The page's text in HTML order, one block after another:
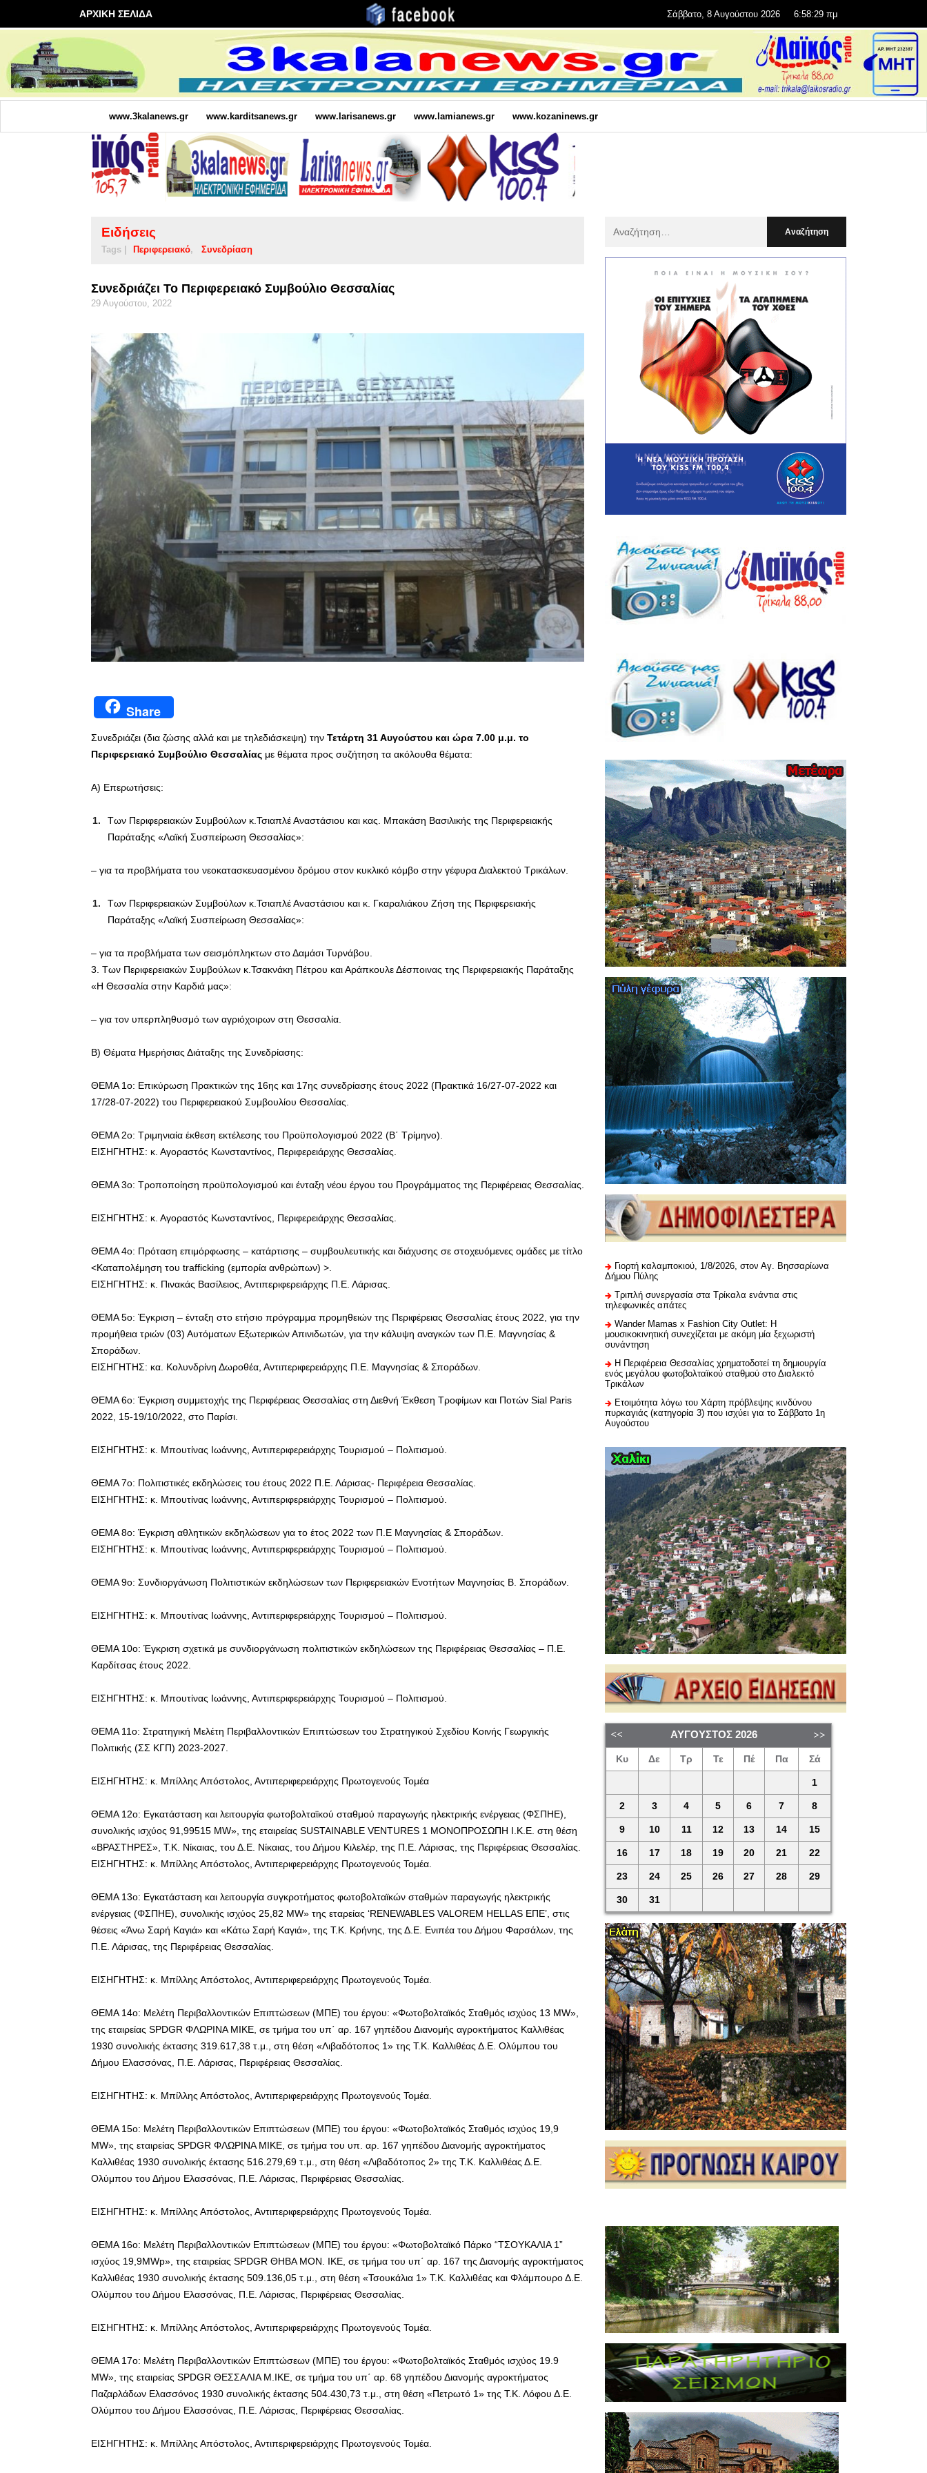
ΑΡΧΙΚΗ ΣΕΛΙΔΑ Σάββατο, 8 Αυγούστου 2026 6:58:31 πμ
www.3kalanews.gr www.karditsanews.gr www.larisanews.gr www.lamianews.gr www.kozaninews.gr
Ειδήσεις
Tags | Περιφερειακό Συνεδρίαση
Συνεδριάζει Το Περιφερειακό Συμβούλιο Θεσσαλίας
29 Αυγούστου, 2022
Share
Συνεδριάζει (δια ζώσης αλλά και με τηλεδιάσκεψη) την Τετάρτη 31 Αυγούστου και ώρα 7.00 μ.μ. το
Περιφερειακό Συμβούλιο Θεσσαλίας με θέματα προς συζήτηση τα ακόλουθα θέματα:
Α) Επερωτήσεις:
Των Περιφερειακών Συμβούλων κ.Τσιαπλέ Αναστάσιου και κας. Μπακάση Βασιλικής της Περιφερειακής
Παράταξης «Λαϊκή Συσπείρωση Θεσσαλίας»:
– για τα προβλήματα του νεοκατασκευασμένου δρόμου στον κυκλικό κόμβο στην γέφυρα Διαλεκτού Τρικάλων.
Των Περιφερειακών Συμβούλων κ.Τσιαπλέ Αναστάσιου και κ. Γκαραλιάκου Ζήση της Περιφερειακής
Παράταξης «Λαϊκή Συσπείρωση Θεσσαλίας»:
– για τα προβλήματα των σεισμόπληκτων στο Δαμάσι Τυρνάβου.
3. Των Περιφερειακών Συμβούλων κ.Τσακνάκη Πέτρου και Αράπκουλε Δέσποινας της Περιφερειακής Παράταξης
«Η Θεσσαλία στην Καρδιά μας»:
– για τον υπερπληθυσμό των αγριόχοιρων στη Θεσσαλία.
Β) Θέματα Ημερήσιας Διάταξης της Συνεδρίασης:
ΘΕΜΑ 1ο: Επικύρωση Πρακτικών της 16ης και 17ης συνεδρίασης έτους 2022 (Πρακτικά 16/27-07-2022 και
17/28-07-2022) του Περιφερειακού Συμβουλίου Θεσσαλίας.
ΘΕΜΑ 2ο: Τριμηνιαία έκθεση εκτέλεσης του Προϋπολογισμού 2022 (Β΄ Τρίμηνο).
ΕΙΣΗΓΗΤΗΣ: κ. Αγοραστός Κωνσταντίνος, Περιφερειάρχης Θεσσαλίας.
ΘΕΜΑ 3ο: Τροποποίηση προϋπολογισμού και ένταξη νέου έργου του Προγράμματος της Περιφέρειας Θεσσαλίας.
ΕΙΣΗΓΗΤΗΣ: κ. Αγοραστός Κωνσταντίνος, Περιφερειάρχης Θεσσαλίας.
ΘΕΜΑ 4ο: Πρόταση επιμόρφωσης – κατάρτισης – συμβουλευτικής και διάχυσης σε στοχευόμενες ομάδες με τίτλο
<Καταπολέμηση του trafficking (εμπορία ανθρώπων) >.
ΕΙΣΗΓΗΤΗΣ: κ. Πινακάς Βασίλειος, Αντιπεριφερειάρχης Π.Ε. Λάρισας.
ΘΕΜΑ 5ο: Έγκριση – ένταξη στο ετήσιο πρόγραμμα προμηθειών της Περιφέρειας Θεσσαλίας έτους 2022, για την
προμήθεια τριών (03) Αυτόματων Εξωτερικών Απινιδωτών, για την κάλυψη αναγκών των Π.Ε. Μαγνησίας &
Σποράδων.
ΕΙΣΗΓΗΤΗΣ: κα. Κολυνδρίνη Δωροθέα, Αντιπεριφερειάρχης Π.Ε. Μαγνησίας & Σποράδων.
ΘΕΜΑ 6ο: Έγκριση συμμετοχής της Περιφέρειας Θεσσαλίας στη Διεθνή Έκθεση Τροφίμων και Ποτών Sial Paris
2022, 15-19/10/2022, στο Παρίσι.
ΕΙΣΗΓΗΤΗΣ: κ. Μπουτίνας Ιωάννης, Αντιπεριφερειάρχης Τουρισμού – Πολιτισμού.
ΘΕΜΑ 7ο: Πολιτιστικές εκδηλώσεις του έτους 2022 Π.Ε. Λάρισας- Περιφέρεια Θεσσαλίας.
ΕΙΣΗΓΗΤΗΣ: κ. Μπουτίνας Ιωάννης, Αντιπεριφερειάρχης Τουρισμού – Πολιτισμού.
ΘΕΜΑ 8ο: Έγκριση αθλητικών εκδηλώσεων για το έτος 2022 των Π.Ε Μαγνησίας & Σποράδων.
ΕΙΣΗΓΗΤΗΣ: κ. Μπουτίνας Ιωάννης, Αντιπεριφερειάρχης Τουρισμού – Πολιτισμού.
ΘΕΜΑ 9ο: Συνδιοργάνωση Πολιτιστικών εκδηλώσεων των Περιφερειακών Ενοτήτων Μαγνησίας Β. Σποράδων.
ΕΙΣΗΓΗΤΗΣ: κ. Μπουτίνας Ιωάννης, Αντιπεριφερειάρχης Τουρισμού – Πολιτισμού.
ΘΕΜΑ 10ο: Έγκριση σχετικά με συνδιοργάνωση πολιτιστικών εκδηλώσεων της Περιφέρειας Θεσσαλίας – Π.Ε.
Καρδίτσας έτους 2022.
ΕΙΣΗΓΗΤΗΣ: κ. Μπουτίνας Ιωάννης, Αντιπεριφερειάρχης Τουρισμού – Πολιτισμού.
ΘΕΜΑ 11ο: Στρατηγική Μελέτη Περιβαλλοντικών Επιπτώσεων του Στρατηγικού Σχεδίου Κοινής Γεωργικής
Πολιτικής (ΣΣ ΚΓΠ) 2023-2027.
ΕΙΣΗΓΗΤΗΣ: κ. Μπίλλης Απόστολος, Αντιπεριφερειάρχης Πρωτογενούς Τομέα
ΘΕΜΑ 12ο: Εγκατάσταση και λειτουργία φωτοβολταϊκού σταθμού παραγωγής ηλεκτρικής ενέργειας (ΦΣΠΗΕ),
συνολικής ισχύος 91,99515 MW», της εταιρείας SUSTAINABLE VENTURES 1 ΜΟΝΟΠΡΟΣΩΠΗ Ι.Κ.Ε. στη θέση
«ΒΡΑΣΤΗΡΕΣ», Τ.Κ. Νίκαιας, του Δ.Ε. Νίκαιας, του Δήμoυ Κιλελέρ, της Π.Ε. Λάρισας, της Περιφέρειας Θεσσαλίας.
ΕΙΣΗΓΗΤΗΣ: κ. Μπίλλης Απόστολος, Αντιπεριφερειάρχης Πρωτογενούς Τομέα.
ΘΕΜΑ 13ο: Εγκατάσταση και λειτουργία συγκροτήματος φωτοβολταϊκών σταθμών παραγωγής ηλεκτρικής
ενέργειας (ΦΣΠΗΕ), συνολικής ισχύος 25,82 MW» της εταρείας ‘RENEWABLES VALOREM HELLAS ΕΠΕ’, στις
θέσεις «Άνω Σαρή Καγιά» και «Κάτω Σαρή Καγιά», της Τ.Κ. Κρήνης, της Δ.Ε. Ενιπέα του Δήμου Φαρσάλων, της
Π.Ε. Λάρισας, της Περιφέρειας Θεσσαλίας.
ΕΙΣΗΓΗΤΗΣ: κ. Μπίλλης Απόστολος, Αντιπεριφερειάρχης Πρωτογενούς Τομέα.
ΘΕΜΑ 14ο: Μελέτη Περιβαλλοντικών Επιπτώσεων (ΜΠΕ) του έργου: «Φωτοβολταϊκός Σταθμός ισχύος 13 MW»,
της εταιρείας SPDGR ΦΛΩΡΙΝΑ ΜIKE, σε τμήμα του υπ΄ αρ. 167 γηπέδου Διανομής αγροκτήματος Καλλιθέας
1930 συνολικής έκτασης 319.617,38 τ.μ., στη θέση «Λιβαδότοπος 1» της Τ.Κ. Καλλιθέας Δ.Ε. Ολύμπου του
Δήμου Ελασσόνας, Π.Ε. Λάρισας, Περιφέρειας Θεσσαλίας.
ΕΙΣΗΓΗΤΗΣ: κ. Μπίλλης Απόστολος, Αντιπεριφερειάρχης Πρωτογενούς Τομέα.
ΘΕΜΑ 15ο: Μελέτη Περιβαλλοντικών Επιπτώσεων (ΜΠΕ) του έργου: «Φωτοβολταϊκός Σταθμός ισχύος 19,9
MW», της εταιρείας SPDGR ΦΛΩΡΙΝΑ ΜIKE, σε τμήμα του υπ. αρ. 167 γηπέδου Διανομής αγροκτήματος
Καλλιθέας 1930 συνολικής έκτασης 516.279,69 τ.μ., στη θέση «Λιβαδότοπος 2» της Τ.Κ. Καλλιθέας Δ.Ε.
Ολύμπου του Δήμου Ελασσόνας, Π.Ε. Λάρισας, Περιφέρειας Θεσσαλίας.
ΕΙΣΗΓΗΤΗΣ: κ. Μπίλλης Απόστολος, Αντιπεριφερειάρχης Πρωτογενούς Τομέα.
ΘΕΜΑ 16ο: Μελέτη Περιβαλλοντικών Επιπτώσεων (ΜΠΕ) του έργου: «Φωτοβολταϊκό Πάρκο “ΤΣΟΥΚΑΛΙΑ 1”
ισχύος 19,9ΜWp», της εταιρείας SPDGR ΘΗΒΑ ΜΟΝ. ΙΚΕ, σε τμήμα του υπ΄ αρ. 167 της Διανομής αγροκτήματος
Καλλιθέας 1930 συνολικής έκτασης 509.136,05 τ.μ., στη θέση «Τσουκάλια 1» Τ.Κ. Καλλιθέας και Φλάμπουρο Δ.Ε.
Ολύμπου του Δήμου Ελασσόνας, Π.Ε. Λάρισας, Περιφέρειας Θεσσαλίας.
ΕΙΣΗΓΗΤΗΣ: κ. Μπίλλης Απόστολος, Αντιπεριφερειάρχης Πρωτογενούς Τομέα.
ΘΕΜΑ 17ο: Μελέτη Περιβαλλοντικών Επιπτώσεων (ΜΠΕ) του έργου: «Φωτοβολταϊκός Σταθμός ισχύος 19.9
MW», της εταιρείας SPDGR ΘΕΣΣΑΛΙΑ Μ.IKE, σε τμήμα του υπ΄ αρ. 68 γηπέδου Διανομής αγροκτήματος
Παζαρλάδων Ελασσόνος 1930 συνολικής έκτασης 504.430,73 τ.μ., στη θέση «Πετρωτό 1» της Τ.Κ. Λόφου Δ.Ε.
Ολύμπου του Δήμου Ελασσόνας, Π.Ε. Λάρισας, Περιφέρειας Θεσσαλίας.
ΕΙΣΗΓΗΤΗΣ: κ. Μπίλλης Απόστολος, Αντιπεριφερειάρχης Πρωτογενούς Τομέα.
:
Γιορτή καλαμποκιού, 1/8/2026, στον Αγ. Βησσαρίωνα
Δήμου Πύλης
Τριπλή συνεργασία στα Τρίκαλα ενάντια στις
τηλεφωνικές απάτες
Wander Mamas x Fashion City Outlet: Η
μουσικοκινητική συνεχίζεται με ακόμη μία ξεχωριστή
συνάντηση
H Περιφέρεια Θεσσαλίας χρηματοδοτεί τη δημιουργία
ενός μεγάλου φωτοβολταϊκού σταθμού στο Διαλεκτό
Τρικάλων
Ετοιμότητα λόγω του Χάρτη πρόβλεψης κινδύνου
πυρκαγιάς (κατηγορία 3) που ισχύει για το Σάββατο 1η
Αυγούστου
ΑΎΓΟΥΣΤΟΣ 2026
Κυ Δε Τρ Τε Πέ Πα Σά
1
2 3 4 5 6 7 8
9 10 11 12 13 14 15
16 17 18 19 20 21 22
23 24 25 26 27 28 29
30 31